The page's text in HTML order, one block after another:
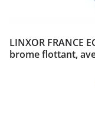
LINXOR FRANCE
brome flottant,